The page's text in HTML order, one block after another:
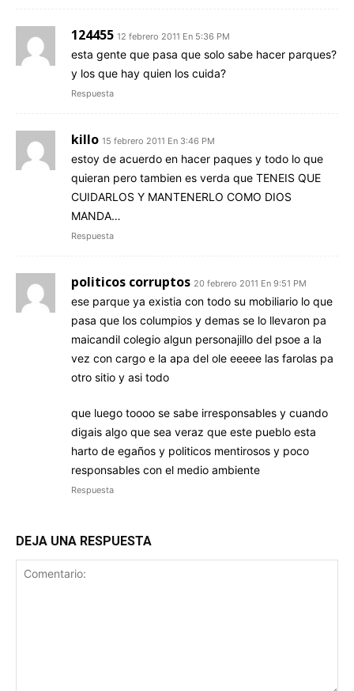
124455 12 febrero 2011 En 5:36 PM
esta gente que pasa que solo sabe hacer parques?
y los que hay quien los cuida?
Respuesta
killo 15 febrero 2011 En 3:46 PM
estoy de acuerdo en hacer paques y todo lo que
quieran pero tambien es verda que TENEIS QUE
CUIDARLOS Y MANTENERLO COMO DIOS
MANDA…
Respuesta
politicos corruptos 20 febrero 2011 En 9:51 PM
ese parque ya existia con todo su mobiliario lo que
pasa que los columpios y demas se lo llevaron pa
maicandil colegio algun personajillo del psoe a la
vez con cargo e la apa del ole eeeee las farolas pa
otro sitio y asi todo
que luego toooo se sabe irresponsables y cuando
digais algo que sea veraz que este pueblo esta
harto de egaños y politicos mentirosos y poco
responsables con el medio ambiente
Respuesta
DEJA UNA RESPUESTA